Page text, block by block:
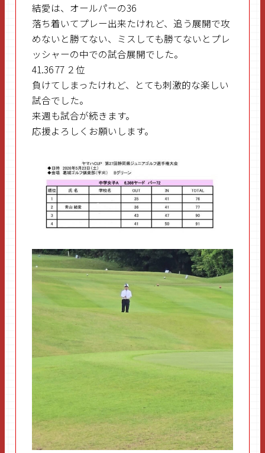
結愛は、オールパーの36
落ち着いてプレー出来たけれど、追う展開で攻
めないと勝てない、ミスしても勝てないとプレ
ッシャーの中での試合展開でした。
41.36 77 ２位
負けてしまったけれど、とても刺激的な楽しい
試合でした。
来週も試合が続きます。
応援よろしくお願いします。